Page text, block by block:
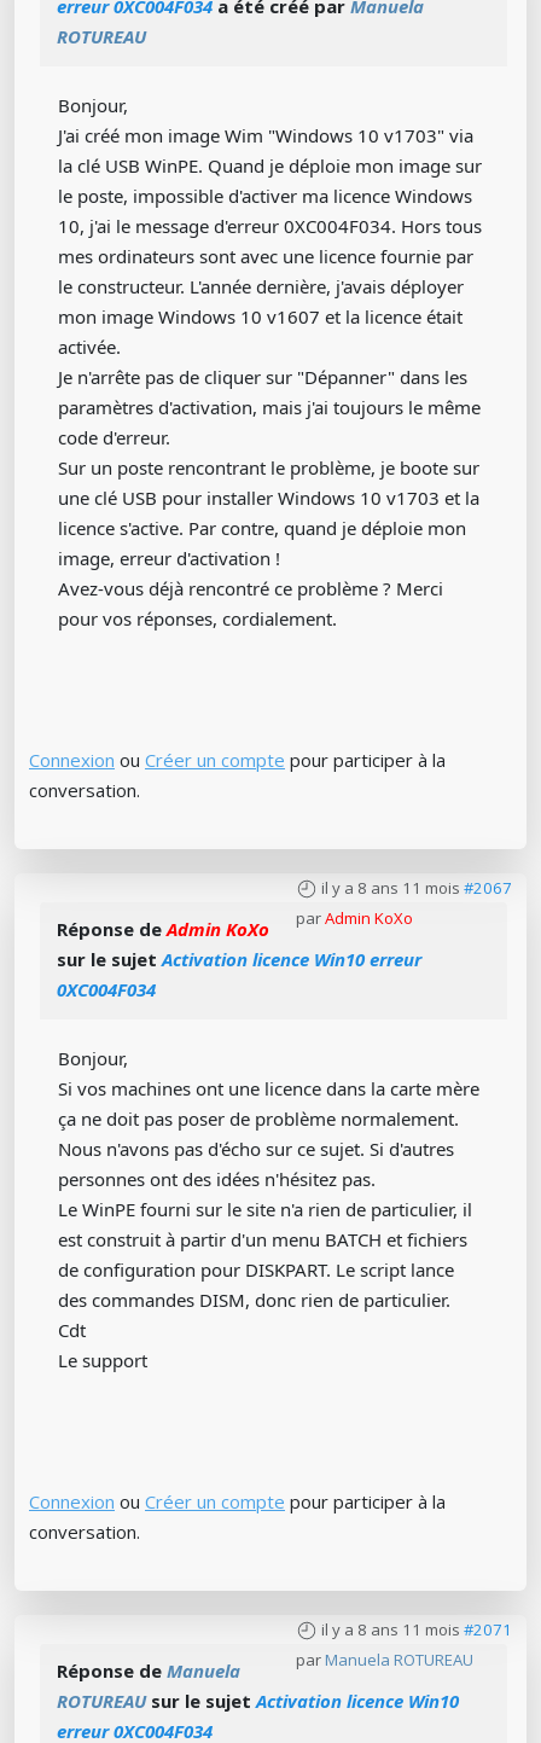
erreur 0XC004F034 a été créé par Manuela
ROTUREAU
Bonjour,
J'ai créé mon image Wim "Windows 10 v1703" via
la clé USB WinPE. Quand je déploie mon image sur
le poste, impossible d'activer ma licence Windows
10, j'ai le message d'erreur 0XC004F034. Hors tous
mes ordinateurs sont avec une licence fournie par
le constructeur. L'année dernière, j'avais déployer
mon image Windows 10 v1607 et la licence était
activée.
Je n'arrête pas de cliquer sur "Dépanner" dans les
paramètres d'activation, mais j'ai toujours le même
code d'erreur.
Sur un poste rencontrant le problème, je boote sur
une clé USB pour installer Windows 10 v1703 et la
licence s'active. Par contre, quand je déploie mon
image, erreur d'activation !
Avez-vous déjà rencontré ce problème ? Merci
pour vos réponses, cordialement.
Connexion ou Créer un compte pour participer à la
conversation.
il y a 8 ans 11 mois #2067
parAdmin KoXo
Réponse deAdmin KoXo
sur le sujetActivation licence Win10 erreur
0XC004F034
Bonjour,
Si vos machines ont une licence dans la carte mère
ça ne doit pas poser de problème normalement.
Nous n'avons pas d'écho sur ce sujet. Si d'autres
personnes ont des idées n'hésitez pas.
Le WinPE fourni sur le site n'a rien de particulier, il
est construit à partir d'un menu BATCH et fichiers
de configuration pour DISKPART. Le script lance
des commandes DISM, donc rien de particulier.
Cdt
Le support
Connexion ou Créer un compte pour participer à la
conversation.
il y a 8 ans 11 mois #2071
par Manuela ROTUREAU
Réponse de Manuela
ROTUREAUsur le sujetActivation licence Win10
erreur 0XC004F034